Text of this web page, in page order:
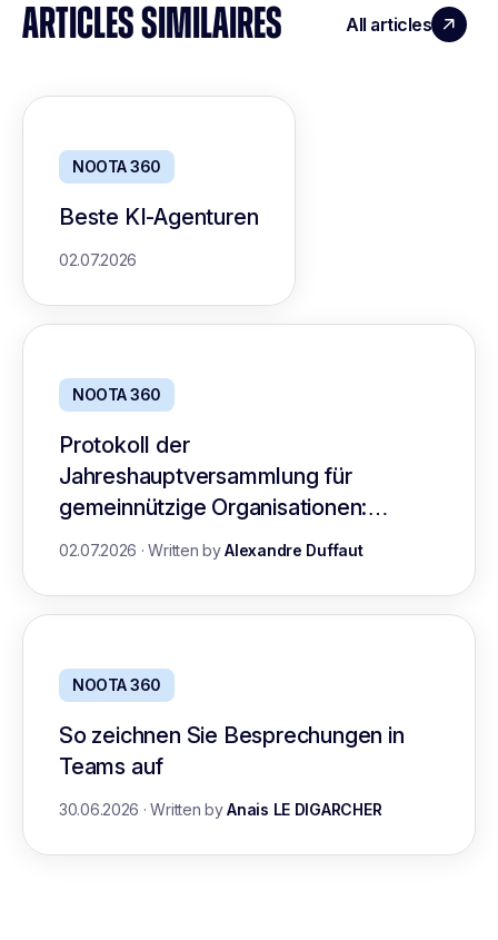
ARTICLES SIMILAIRES All articles
NOOTA 360
Beste KI-Agenturen
02.07.2026
NOOTA 360
Protokoll der
Jahreshauptversammlung für
gemeinnützige Organisationen:
Leitfaden mit Vorlage
02.07.2026 ·Written byAlexandre Duffaut
NOOTA 360
So zeichnen Sie Besprechungen in
Teams auf
30.06.2026 ·Written byAnais LE DIGARCHER